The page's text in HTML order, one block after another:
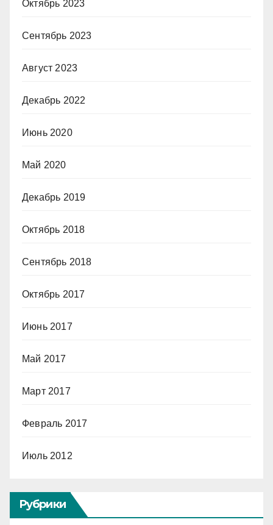
Октябрь 2023
Сентябрь 2023
Август 2023
Декабрь 2022
Июнь 2020
Май 2020
Декабрь 2019
Октябрь 2018
Сентябрь 2018
Октябрь 2017
Июнь 2017
Май 2017
Март 2017
Февраль 2017
Июль 2012
Рубрики